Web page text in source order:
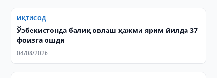
ИҚТИСОД
Ўзбекистонда балиқ овлаш ҳажми ярим йилда 37
фоизга ошди
04/08/2026